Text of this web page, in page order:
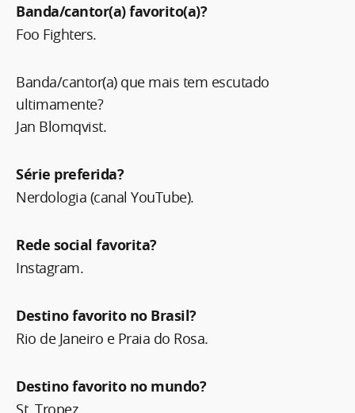
Banda/cantor(a) favorito(a)?
Foo Fighters.
Banda/cantor(a) que mais tem escutado
ultimamente?
Jan Blomqvist.
Série preferida?
Nerdologia (canal YouTube).
Rede social favorita?
Instagram.
Destino favorito no Brasil?
Rio de Janeiro e Praia do Rosa.
Destino favorito no mundo?
St. Tropez.